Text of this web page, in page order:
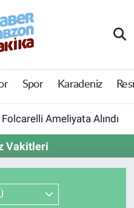
Spor Karadeniz
Ameliyata Alındı
Vakitleri
Haritası
ve Fikstür